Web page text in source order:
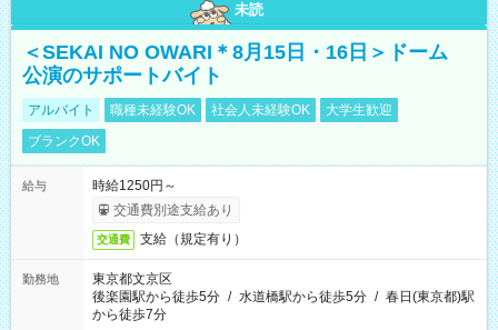
未読
＜SEKAI NO OWARI＊8月15日・16日＞ドーム
公演のサポートバイト
アルバイト 職種未経験OK 社会人未経験OK
大学生歓迎
ブランクOK
給与
時給1250円～
交通費別途支給あり
交通費 支給（規定有り）
勤務地
東京都文京区
後楽園駅から徒歩5分 / 水道橋駅から徒歩5分 / 春日(東京都)駅
から徒歩7分